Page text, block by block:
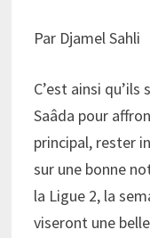
Par Djamel Sahli
C’est ainsi
Saâda pour
principal, rester
sur une bonne
la Ligue 2, la
viseront une